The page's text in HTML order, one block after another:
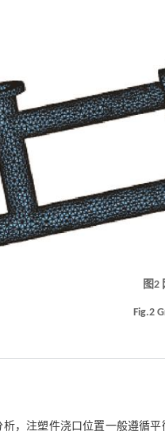
图2
Fig.2
，注塑件浇口位置一般遵循平